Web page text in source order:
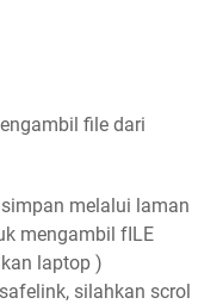
file dari
melalui laman
mengambil fILE
laptop )
silahkan scrol